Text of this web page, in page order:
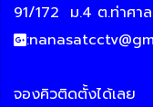
91/172 ม.4 ต.ท่าศา
:
จองคิวติดตั้งได้เลย